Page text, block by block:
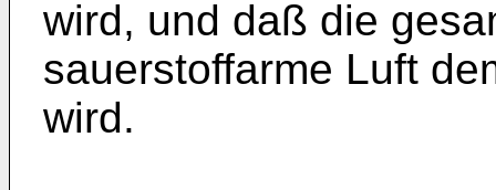
wird, und daß die
sauerstoffarme Luft
wird.